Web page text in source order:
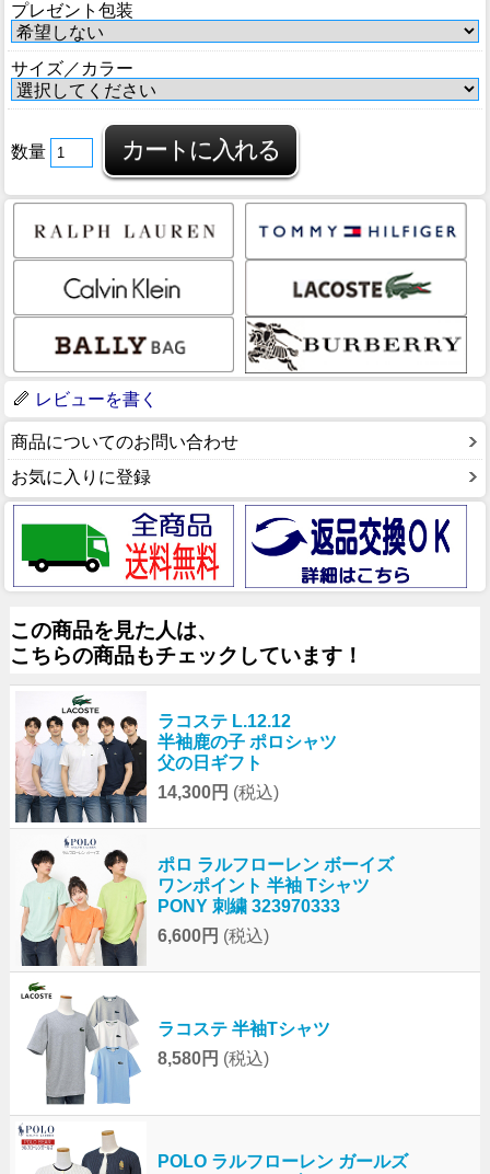
プレゼント包装
サイズ／カラー
数量
レビューを書く
商品についてのお問い合わせ
お気に入りに登録
この商品を見た人は、
こちらの商品もチェックしています！
ラコステ L.12.12
半袖鹿の子 ポロシャツ
父の日ギフト
14,300円 (税込)
ポロ ラルフローレン ボーイズ
ワンポイント 半袖 Tシャツ
PONY 刺繍 323970333
6,600円 (税込)
ラコステ 半袖Tシャツ
8,580円 (税込)
POLO ラルフローレン ガールズ